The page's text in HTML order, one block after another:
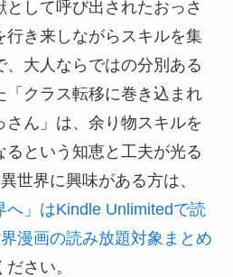
して呼び出されたおっさ
行き来しながらスキルを集
大人ならではの分別ある
「クラス転移に巻き込まれ
さん」は、余り物スキルを
という知恵と工夫が光る
世界に興味がある方は、
へ」はKindle Unlimitedで読
漫画の読み放題対象まとめ
さい。